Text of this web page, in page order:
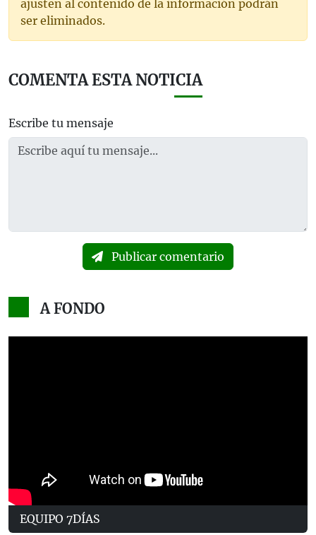
ajusten al contenido de la información podrán
ser eliminados.
COMENTA ESTA NOTICIA
Escribe tu mensaje
Publicar comentario
A FONDO
EQUIPO 7DÍAS